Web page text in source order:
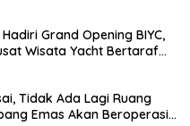
Grand Opening BIYC,
Wisata Yacht Bertaraf
Tidak Ada Lagi Ruang
Emas Akan Beroperasi